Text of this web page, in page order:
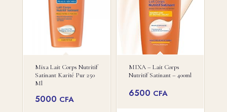
Mixa Lait Corps Nutritif
Satinant Karité Pur 250
Ml
5000 CFA
MIXA – Lait Corps
Nutritif Satinant – 400ml
6500 CFA